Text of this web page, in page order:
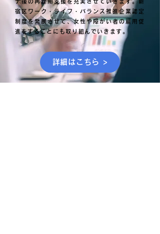
ナ後の再雇用支援を充実させていきます。新
宿区ワーク・ライフ・バランス推進企業認定
制度を発展させて、女性や障がい者の雇用促
進をすることにも取り組んでいきます。
詳細はこちら >